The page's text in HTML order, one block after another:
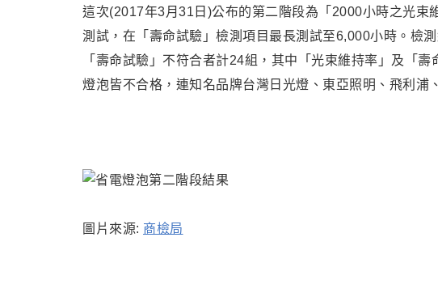
這次(2017年3月31日)公布的第二階段為「2000小時之光束
測試，在「壽命試驗」檢測項目最長測試至6,000小時。檢
「壽命試驗」不符合者計24組，其中「光束維持率」及「壽
燈泡皆不合格，連知名品牌台灣日光燈、東亞照明、飛利浦
圖片來源: 商檢局